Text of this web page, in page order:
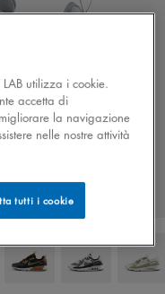
utilizza i cookie.
accetta di
la navigazione
nelle nostre attività
tutti i cookie